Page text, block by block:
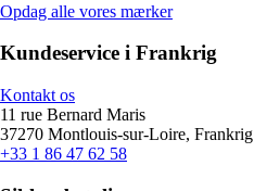
Opdag alle vores mærker
Kundeservice i Frankrig
Kontakt os
11 rue Bernard Maris
37270 Montlouis-sur-Loire, Frankrig
+33 1 86 47 62 58